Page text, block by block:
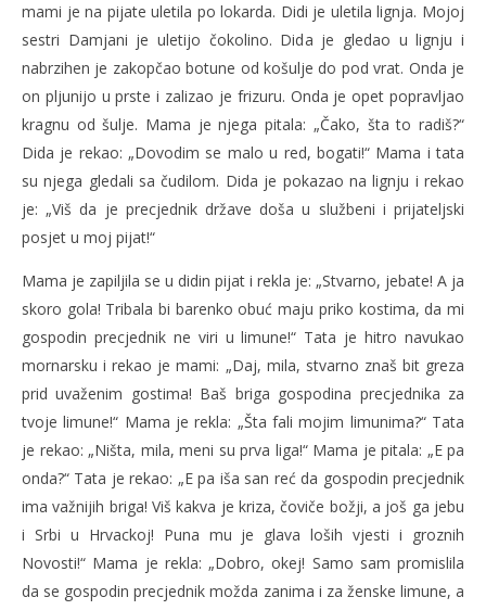
mami je na pijate uletila po lokarda. Didi je uletila lignja. Mojoj
sestri Damjani je uletijo čokolino. Dida je gledao u lignju i
nabrzihen je zakopčao botune od košulje do pod vrat. Onda je
on pljunijo u prste i zalizao je frizuru. Onda je opet popravljao
kragnu od šulje. Mama je njega pitala: „Čako, šta to radiš?“
Dida je rekao: „Dovodim se malo u red, bogati!“ Mama i tata
su njega gledali sa čudilom. Dida je pokazao na lignju i rekao
je: „Viš da je precjednik države doša u službeni i prijateljski
posjet u moj pijat!“
Mama je zapiljila se u didin pijat i rekla je: „Stvarno, jebate! A ja
skoro gola! Tribala bi barenko obuć maju priko kostima, da mi
gospodin precjednik ne viri u limune!“ Tata je hitro navukao
mornarsku i rekao je mami: „Daj, mila, stvarno znaš bit greza
prid uvaženim gostima! Baš briga gospodina precjednika za
tvoje limune!“ Mama je rekla: „Šta fali mojim limunima?“ Tata
je rekao: „Ništa, mila, meni su prva liga!“ Mama je pitala: „E pa
onda?“ Tata je rekao: „E pa iša san reć da gospodin precjednik
ima važnijih briga! Viš kakva je kriza, čoviče božji, a još ga jebu
i Srbi u Hrvackoj! Puna mu je glava loših vjesti i groznih
Novosti!“ Mama je rekla: „Dobro, okej! Samo sam promislila
da se gospodin precjednik možda zanima i za ženske limune, a